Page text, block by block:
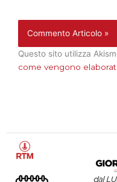
Questo sito utilizza
come vengono